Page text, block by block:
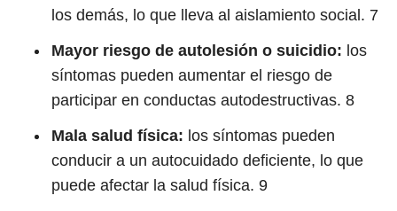
los demás, lo que lleva al aislamiento social. 7
Mayor riesgo de autolesión o suicidio: los
síntomas pueden aumentar el riesgo de
participar en conductas autodestructivas. 8
Mala salud física: los síntomas pueden
conducir a un autocuidado deficiente, lo que
puede afectar la salud física. 9